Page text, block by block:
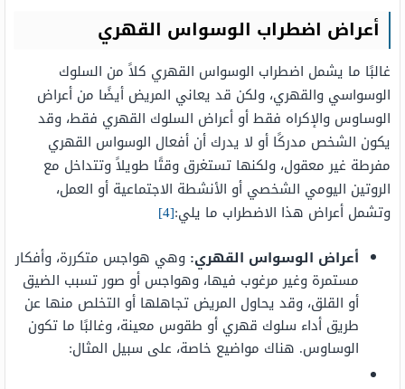
أعراض اضطراب الوسواس القهري
غالبًا ما يشمل اضطراب الوسواس القهري كلاً من السلوك
الوسواسي والقهري، ولكن قد يعاني المريض أيضًا من أعراض
الوساوس والإكراه فقط أو أعراض السلوك القهري فقط، وقد
يكون الشخص مدركًا أو لا يدرك أن أفعال الوسواس القهري
مفرطة غير معقول، ولكنها تستغرق وقتًا طويلاً وتتداخل مع
الروتين اليومي الشخصي أو الأنشطة الاجتماعية أو العمل،
وتشمل أعراض هذا الاضطراب ما يلي:[4]
أعراض الوسواس القهري: وهي هواجس متكررة، وأفكار
مستمرة وغير مرغوب فيها، وهواجس أو صور تسبب الضيق
أو القلق، وقد يحاول المريض تجاهلها أو التخلص منها عن
طريق أداء سلوك قهري أو طقوس معينة، وغالبًا ما تكون
الوساوس. هناك مواضيع خاصة، على سبيل المثال: